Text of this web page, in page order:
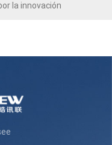
la innovación